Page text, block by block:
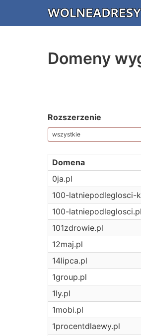
Domeny
Rozszerzenie
Domena
0ja.pl
100-latniepodleglosci-
100-latniepodleglosci.pl
101zdrowie.pl
12maj.pl
14lipca.pl
1group.pl
1ly.pl
1mobi.pl
1procentdlaewy.pl